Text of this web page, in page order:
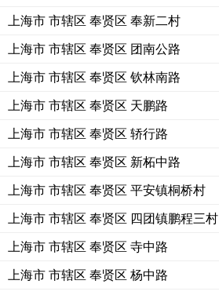
上海市 市辖区 奉贤区 奉新二村
上海市 市辖区 奉贤区 团南公路
上海市 市辖区 奉贤区 钦林南路
上海市 市辖区 奉贤区 天鹏路
上海市 市辖区 奉贤区 轿行路
上海市 市辖区 奉贤区 新柘中路
上海市 市辖区 奉贤区 平安镇桐桥村
上海市 市辖区 奉贤区 四团镇鹏程三村
上海市 市辖区 奉贤区 寺中路
上海市 市辖区 奉贤区 杨中路